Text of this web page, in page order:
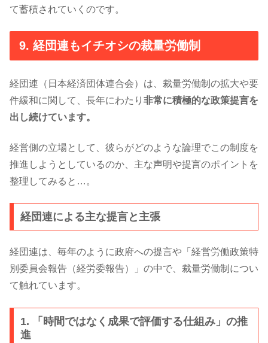
て蓄積されていくのです。
9. 経団連もイチオシの裁量労働制
経団連（日本経済団体連合会）は、裁量労働制の拡大や要
件緩和に関して、長年にわたり 非常に積極的な政策提言を
出し続けています。
経営側の立場として、彼らがどのような論理でこの制度を
推進しようとしているのか、主な声明や提言のポイントを
整理してみると…。
経団連による主な提言と主張
経団連は、毎年のように政府への提言や「経営労働政策特
別委員会報告（経労委報告）」の中で、裁量労働制につい
て触れています。
1. 「時間ではなく成果で評価する仕組み」の推
進